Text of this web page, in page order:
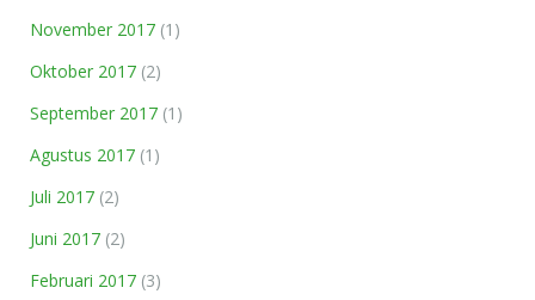
November 2017 (1)
Oktober 2017 (2)
September 2017 (1)
Agustus 2017 (1)
Juli 2017 (2)
Juni 2017 (2)
Februari 2017 (3)